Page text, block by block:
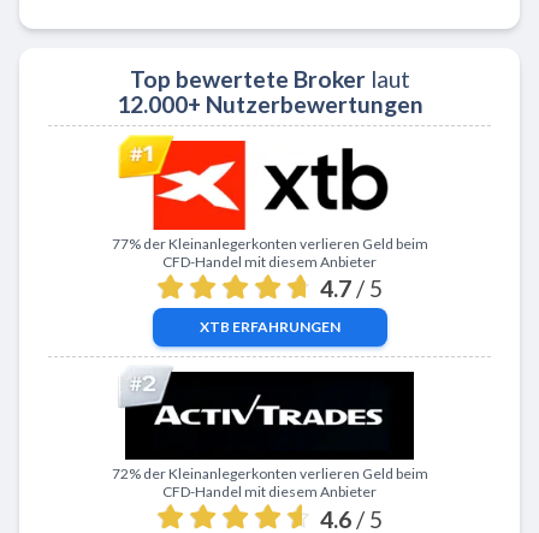
Top bewertete Brokerlaut
12.000+ Nutzerbewertungen
Zu XTB
77% der Kleinanlegerkonten verlieren Geld beim
CFD-Handel mit diesem Anbieter
4.7 / 5
XTB ERFAHRUNGEN
Zu ActivTrades
72% der Kleinanlegerkonten verlieren Geld beim
CFD-Handel mit diesem Anbieter
4.6 / 5